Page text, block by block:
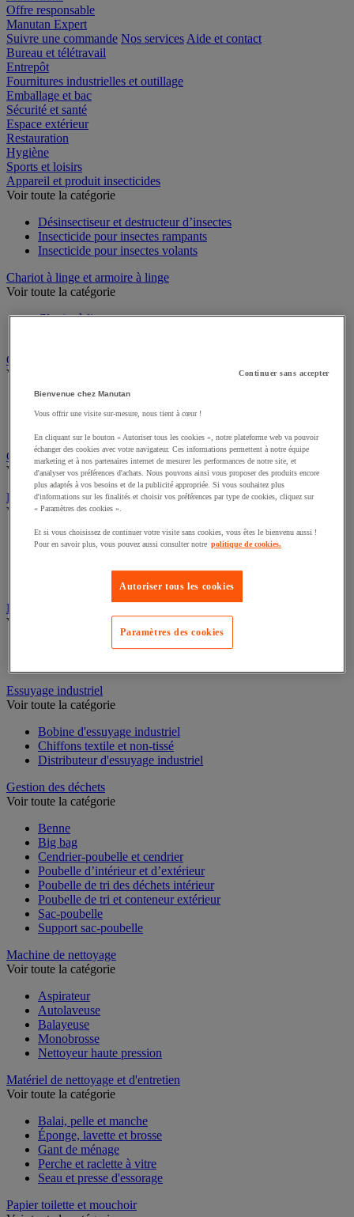
Promotions
Offre responsable
Manutan Expert
Suivre une commande
Bureau et télétravail
Entrepôt
Fournitures industrielles et outillage
Emballage et bac
Sécurité et santé
Espace extérieur
Restauration
Hygiène
Sports et loisirs
Appareil et produit insecticides
Désinsectiseur et destructeur d’insectes
Insecticide pour insectes rampants
Chariot à linge et armoire à linge
Chariot de nettoyage
Accessoires pour chariot de nettoyage
Chariot de ménage
Cireuse à chaussures
Voir toute la catégorie
Équipement sanitaires, douche et salle de bain
Cloison et cabine pour sanitaires
Équipement salle de bain
Équipement sanitaires
Essuie-mains et distributeur d’essuie-mains
Essuie-mains en feuilles ou rouleau
Essuyage industriel
Bobine d'essuyage industriel
Chiffons textile et non-tissé
Gestion des déchets
Benne
Big bag
Cendrier-poubelle et cendrier
Poubelle d’intérieur et d’extérieur
Poubelle de tri des déchets intérieur
Poubelle de tri et conteneur extérieur
Sac-poubelle
Machine de nettoyage
Aspirateur
Autolaveuse
Balayeuse
Monobrosse
Matériel de nettoyage et d'entretien
Balai, pelle et manche
Éponge, lavette et brosse
Gant de ménage
Perche et raclette à vitre
Continuer sans accepter
Bienvenue chez Manutan
Vous offrir une visite sur-mesure, nous tient à cœur !
En cliquant sur le bouton « Autoriser tous les cookies », notre plateforme web va pouvoir
échanger des cookies avec votre navigateur. Ces informations permettent à notre équipe
marketing et à nos partenaires internet de mesurer les performances de notre site, et
d'analyser vos préférences d'achats. Nous pouvons ainsi vous proposer des produits encore
plus adaptés à vos besoins et de la publicité appropriée. Si vous souhaitez plus
d'informations sur les finalités et choisir vos préférences par type de cookies, cliquez sur
« Paramètres des cookies ».
Et si vous choisissez de continuer votre visite sans cookies, vous êtes le bienvenu aussi !
Pour en savoir plus, vous pouvez aussi consulter notre politique de cookies.
Autoriser tous les cookies
Paramètres des cookies